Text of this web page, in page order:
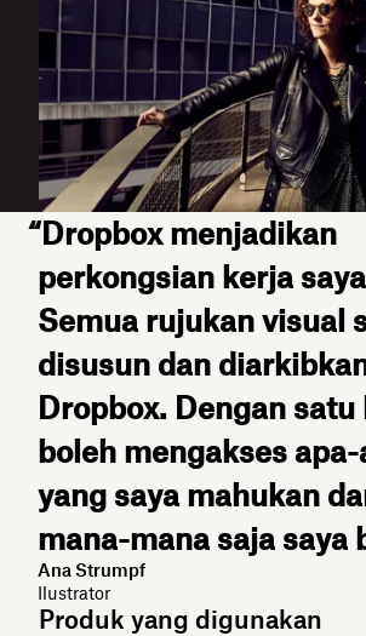
“Dropbox menjadikan
perkongsian kerja
Semua rujukan visual
disusun dan
Dropbox. Dengan satu
boleh mengakses
yang saya mahukan
mana-mana saja saya
Ana Strumpf
Ilustrator
Produk yang digunakan